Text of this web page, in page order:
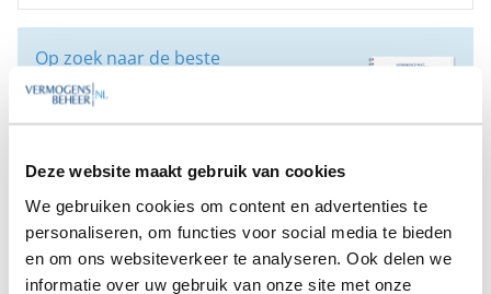
Deze website maakt gebruik van cookies
We gebruiken cookies om content en advertenties te
personaliseren, om functies voor social media te bieden
en om ons websiteverkeer te analyseren. Ook delen we
informatie over uw gebruik van onze site met onze
Op zoek naar de beste
vermogensbeheerder?
Bent u op zoek naar de voor u beste
vermogensbeheerder?
SelectieRapport aan. Per e-mail ontvangt u
een selectie van goede vermogensbeheerders die het
beste passen bij uw persoonlijke situatie, wensen en